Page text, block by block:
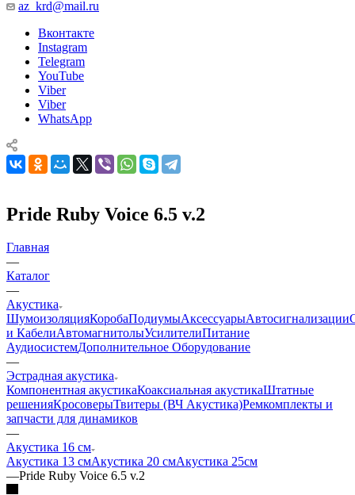
az_krd@mail.ru
Вконтакте
Instagram
Telegram
YouTube
Viber
Viber
WhatsApp
Pride Ruby Voice 6.5 v.2
Главная
—
Каталог
—
Акустика
ШумоизоляцияКоробаПодиумыАксессуарыАвтосигнализации
и КабелиАвтомагнитолыУсилителиПитание
АудиосистемДополнительное Оборудование
—
Эстрадная акустика
Компонентная акустикаКоаксиальная акустикаШтатные
решенияКросоверыТвитеры (ВЧ Акустика)Ремкомплекты и
запчасти для динамиков
—
Акустика 16 см
Акустика 13 смАкустика 20 смАкустика 25см
—Pride Ruby Voice 6.5 v.2